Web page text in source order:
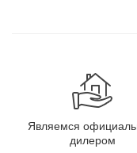
Являемся
дилером